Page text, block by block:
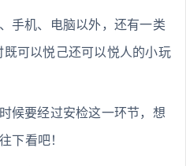
手机、电脑以外，还有一类
可以悦己还可以悦人的小玩
候要经过安检这一环节，想
下看吧！